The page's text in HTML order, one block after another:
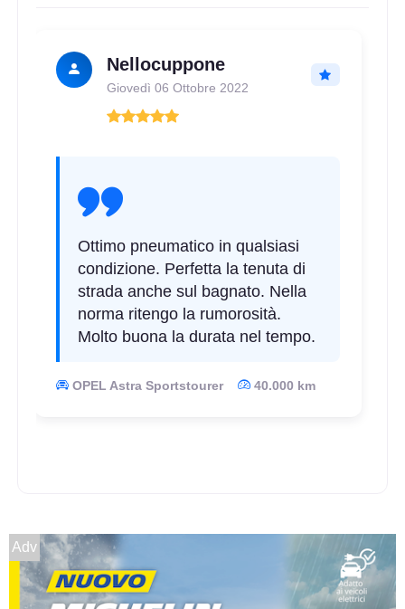
Nellocuppone
Giovedì 06 Ottobre 2022
Ottimo pneumatico in qualsiasi
condizione. Perfetta la tenuta di
strada anche sul bagnato. Nella
norma ritengo la rumorosità.
Molto buona la durata nel tempo.
OPEL Astra Sportstourer 40.000 km
Adv